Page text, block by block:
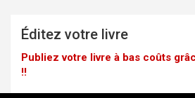
Éditez votre livre
Publiez votre livre à bas coûts
!!